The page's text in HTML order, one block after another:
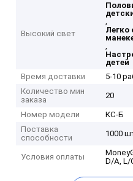
Высокий свет
,
Легко
,
детей
Время доставки
5-10
Количество мин
заказа
20
Номер модели
КС-Б
Поставка
способности
1000
Условия оплаты
D/A, L/